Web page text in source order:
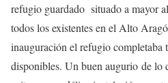
refugio guardado situado a mayor
todos los existentes en el Alto
inauguración el refugio completaba
disponibles. Un buen augurio de lo